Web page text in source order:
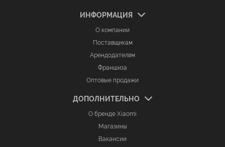
ИНФОРМАЦИЯ
О компании
Поставщикам
Арендодателям
Франшиза
Оптовые продажи
ДОПОЛНИТЕЛЬНО
О бренде Xiaomi
Магазины
Вакансии